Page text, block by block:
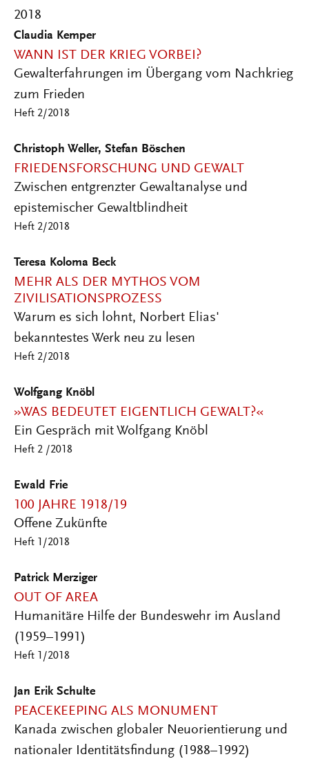
2018
Claudia Kemper
WANN IST DER KRIEG VORBEI?
Gewalterfahrungen im Übergang vom Nachkrieg
zum Frieden
Heft 2/2018
Christoph Weller, Stefan Böschen
FRIEDENSFORSCHUNG UND GEWALT
Zwischen entgrenzter Gewaltanalyse und
epistemischer Gewaltblindheit
Heft 2/2018
Teresa Koloma Beck
MEHR ALS DER MYTHOS VOM
ZIVILISATIONSPROZESS
Warum es sich lohnt, Norbert Elias'
bekanntestes Werk neu zu lesen
Heft 2/2018
Wolfgang Knöbl
»WAS BEDEUTET EIGENTLICH GEWALT?«
Ein Gespräch mit Wolfgang Knöbl
Heft 2 /2018
Ewald Frie
100 JAHRE 1918/19
Offene Zukünfte
Heft 1/2018
Patrick Merziger
OUT OF AREA
Humanitäre Hilfe der Bundeswehr im Ausland
(1959–1991)
Heft 1/2018
Jan Erik Schulte
PEACEKEEPING ALS MONUMENT
Kanada zwischen globaler Neuorientierung und
nationaler Identitätsfindung (1988–1992)